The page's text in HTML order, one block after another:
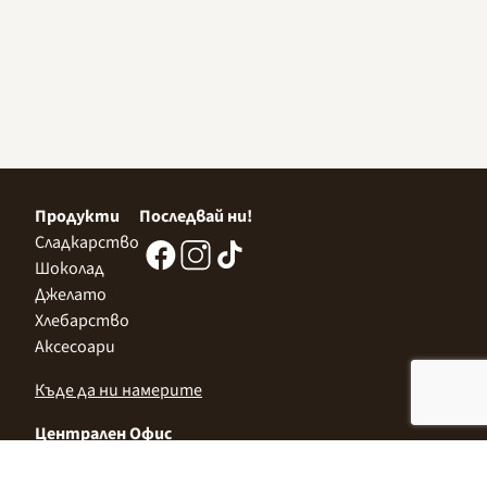
Продукти
Сладкарство
Шоколад
Джелато
Хлебарство
Аксесоари
Последвай ни!
Къде да ни намерите
Централен Офис